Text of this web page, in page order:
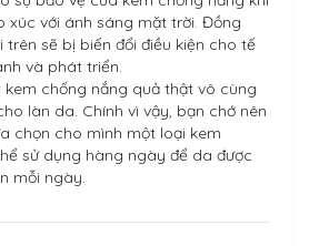
xúc với ánh sáng mặt trời. Đồng
trên sẽ bị biến đổi điều kiện cho tế
và phát triển.
chống nắng quả thật vô cùng
làn da. Chính vì vậy, bạn chớ nên
chọn cho mình một loại kem
sử dụng hàng ngày để da được
mỗi ngày.